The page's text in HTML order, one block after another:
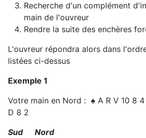
Recherche d'un complément
main de l'ouvreur
Rendre la suite des enchères
L'ouvreur répondra alors dans
listées ci-dessus
Exemple 1
Votre main en Nord : ♠ A R V 10 8 4
D 8 2
Sud Nord